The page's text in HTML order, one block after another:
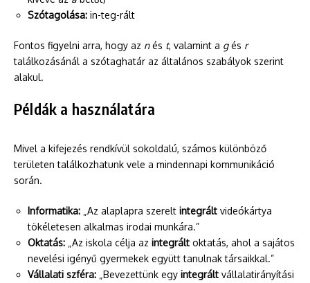
Szótagolása: in-teg-rált
Fontos figyelni arra, hogy az nés t, valamint a gés r
találkozásánál a szótaghatár az általános szabályok szerint
alakul.
Példák a használatára
Mivel a kifejezés rendkívül sokoldalú, számos különböző
területen találkozhatunk vele a mindennapi kommunikáció
során.
Informatika: „Az alaplapra szerelt integrált videókártya
tökéletesen alkalmas irodai munkára.”
Oktatás: „Az iskola célja az integrált oktatás, ahol a sajátos
nevelési igényű gyermekek együtt tanulnak társaikkal.”
Vállalati szféra: „Bevezettünk egy integrált vállalatirányítási